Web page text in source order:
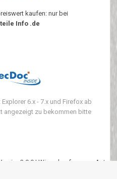
kaufen: nur bei
Info .de
6.x - 7.x und Firefox ab
angezeigt zu bekommen bitte
| Wir verkaufen neue Auto